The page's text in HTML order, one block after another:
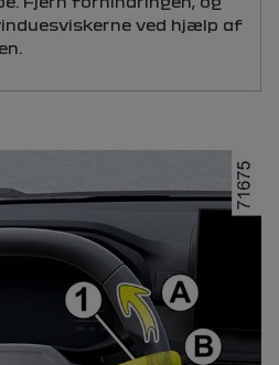
ved hjælp af